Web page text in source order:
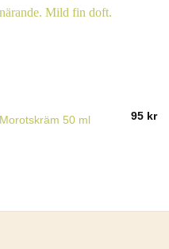
Morotskräm 50 ml 95 kr